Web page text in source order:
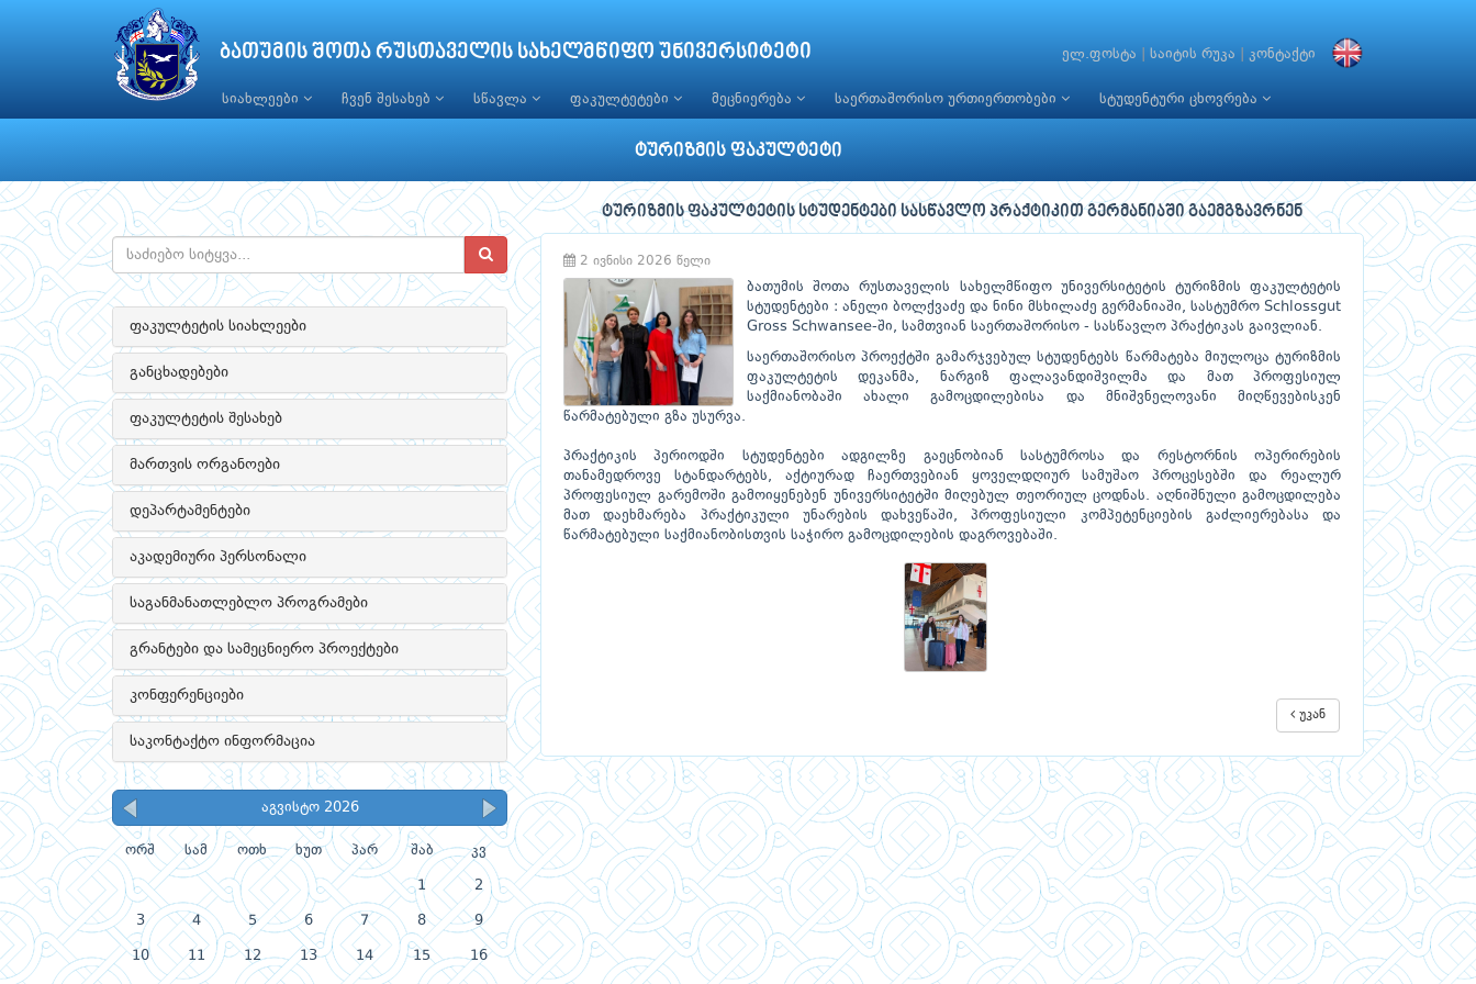
ბათუმის შოთა რუსთაველის სახელმწიფო უნივერსიტეტი ელ.ფოსტა საიტის რუკა კონტაქტი
სიახლეები ჩვენ შესახებ სწავლა ფაკულტეტები მეცნიერება საერთაშორისო ურთიერთობები სტუდენტური ცხოვრება
ტურიზმის ფაკულტეტი
ფაკულტეტის სიახლეები
განცხადებები
ფაკულტეტის შესახებ
მართვის ორგანოები
დეპარტამენტები
აკადემიური პერსონალი
საგანმანათლებლო პროგრამები
გრანტები და სამეცნიერო პროექტები
კონფერენციები
საკონტაქტო ინფორმაცია
აგვისტო 2026
ორშ სამ ოთხ ხუთ პარ შაბ კვ
1 2
3 4 5 6 7 8 9
10 11 12 13 14 15 16
ტურიზმის ფაკულტეტის სტუდენტები სასწავლო პრაქტიკით გერმანიაში გაემგზავრნენ
2 ივნისი 2026 წელი
ბათუმის შოთა რუსთაველის სახელმწიფო უნივერსიტეტის ტურიზმის ფაკულტეტის
სტუდენტები : ანელი ბოლქვაძე და ნინი მსხილაძე გერმანიაში, სასტუმრო Schlossgut
Gross Schwansee-ში, სამთვიან საერთაშორისო - სასწავლო პრაქტიკას გაივლიან.
საერთაშორისო პროექტში გამარჯვებულ სტუდენტებს წარმატება მიულოცა ტურიზმის
ფაკულტეტის დეკანმა, ნარგიზ ფალავანდიშვილმა და მათ პროფესიულ
საქმიანობაში ახალი გამოცდილებისა და მნიშვნელოვანი მიღწევებისკენ
წარმატებული გზა უსურვა.
პრაქტიკის პერიოდში სტუდენტები ადგილზე გაეცნობიან სასტუმროსა და რესტორნის ოპერირების
თანამედროვე სტანდარტებს, აქტიურად ჩაერთვებიან ყოველდღიურ სამუშაო პროცესებში და რეალურ
პროფესიულ გარემოში გამოიყენებენ უნივერსიტეტში მიღებულ თეორიულ ცოდნას. აღნიშნული გამოცდილება
მათ დაეხმარება პრაქტიკული უნარების დახვეწაში, პროფესიული კომპეტენციების გაძლიერებასა და
წარმატებული საქმიანობისთვის საჭირო გამოცდილების დაგროვებაში.
უკან